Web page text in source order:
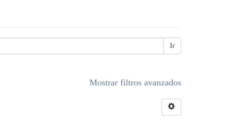
Ir
Mostrar filtros avanzados